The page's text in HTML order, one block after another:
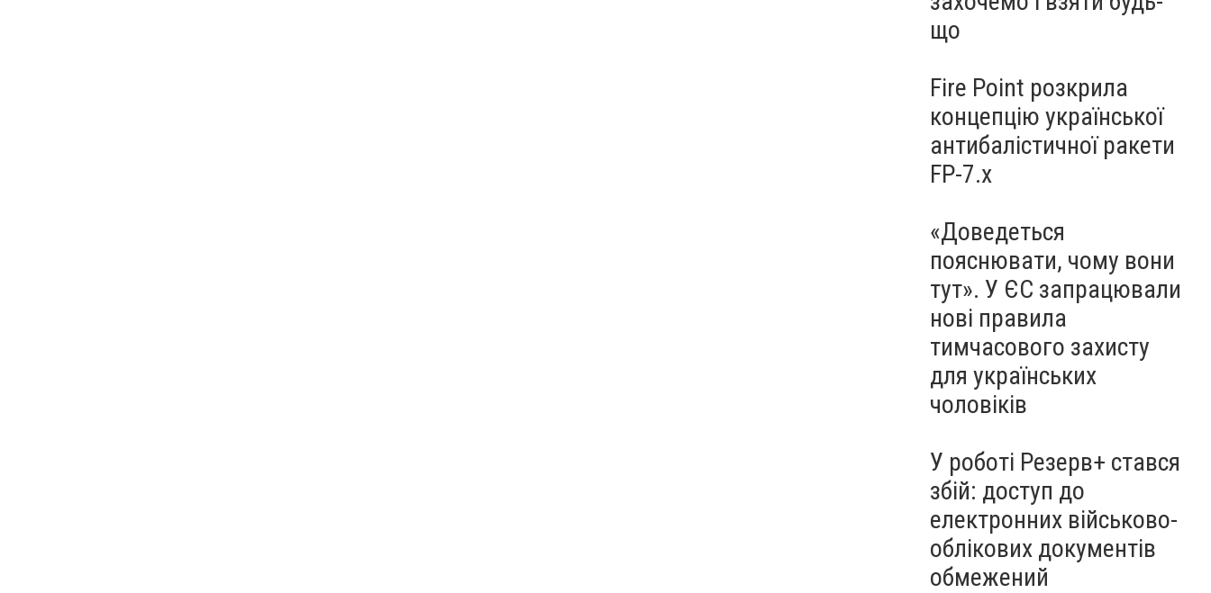
що
Fire Point розкрила
концепцію української
антибалістичної ракети
FP-7.x
«Доведеться
пояснювати, чому вони
тут». У ЄС запрацювали
нові правила
тимчасового захисту
для українських
чоловіків
У роботі Резерв+ стався
збій: доступ до
електронних військово-
облікових документів
обмежений